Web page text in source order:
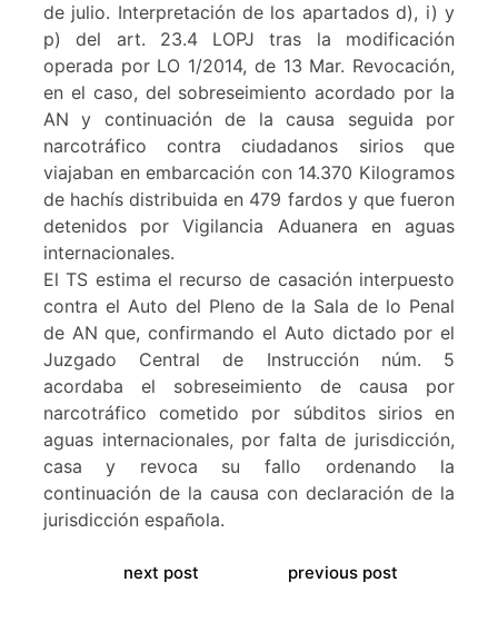
de julio. Interpretación de los apartados d), i) y
p) del art. 23.4 LOPJ tras la modificación
operada por LO 1/2014, de 13 Mar. Revocación,
en el caso, del sobreseimiento acordado por la
AN y continuación de la causa seguida por
narcotráfico contra ciudadanos sirios que
viajaban en embarcación con 14.370 Kilogramos
de hachís distribuida en 479 fardos y que fueron
detenidos por Vigilancia Aduanera en aguas
internacionales.
El TS estima el recurso de casación interpuesto
contra el Auto del Pleno de la Sala de lo Penal
de AN que, confirmando el Auto dictado por el
Juzgado Central de Instrucción núm. 5
acordaba el sobreseimiento de causa por
narcotráfico cometido por súbditos sirios en
aguas internacionales, por falta de jurisdicción,
casa y revoca su fallo ordenando la
continuación de la causa con declaración de la
jurisdicción española.
previous post
next post